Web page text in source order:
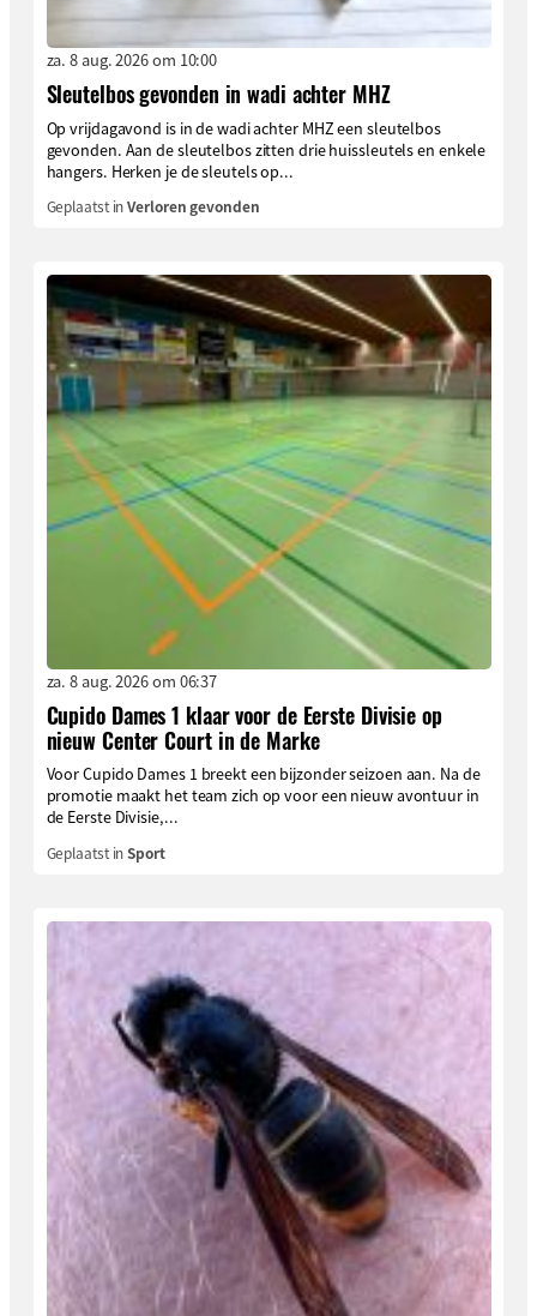
za. 8 aug. 2026 om 10:00
Sleutelbos gevonden in wadi achter MHZ
Op vrijdagavond is in de wadi achter MHZ een sleutelbos
gevonden. Aan de sleutelbos zitten drie huissleutels en enkele
hangers. Herken je de sleutels op...
Geplaatst inVerloren gevonden
za. 8 aug. 2026 om 06:37
Cupido Dames 1 klaar voor de Eerste Divisie op
nieuw Center Court in de Marke
Voor Cupido Dames 1 breekt een bijzonder seizoen aan. Na de
promotie maakt het team zich op voor een nieuw avontuur in
de Eerste Divisie,...
Geplaatst inSport